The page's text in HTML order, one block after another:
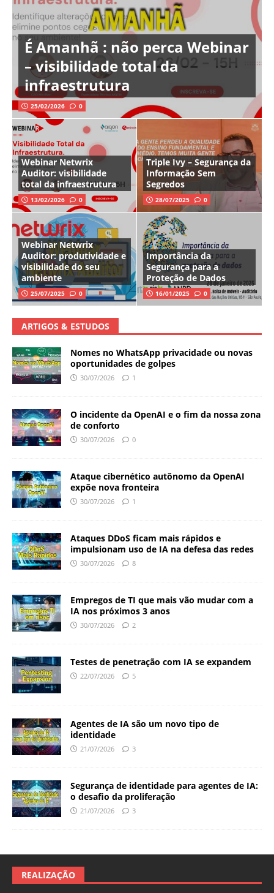
É Amanhã : não perca Webinar
– visibilidade total da
infraestrutura
25/02/2026 0
Webinar Netwrix
Auditor: visibilidade
total da infraestrutura
13/02/2026 0
Triple Ivy – Segurança da
Informação Sem
Segredos
28/07/2025 0
Webinar Netwrix
Auditor: produtividade e
visibilidade do seu
ambiente
25/07/2025 0
Importância da
Segurança para a
Proteção de Dados
16/01/2025 0
ARTIGOS & ESTUDOS
Nomes no WhatsApp privacidade ou novas
oportunidades de golpes
30/07/2026 1
O incidente da OpenAI e o fim da nossa zona
de conforto
30/07/2026 0
Ataque cibernético autônomo da OpenAI
expõe nova fronteira
30/07/2026 1
Ataques DDoS ficam mais rápidos e
impulsionam uso de IA na defesa das redes
30/07/2026 8
Empregos de TI que mais vão mudar com a
IA nos próximos 3 anos
30/07/2026 2
Testes de penetração com IA se expandem
22/07/2026 5
Agentes de IA são um novo tipo de
identidade
21/07/2026 3
Segurança de identidade para agentes de IA:
o desafio da proliferação
21/07/2026 3
REALIZAÇÃO